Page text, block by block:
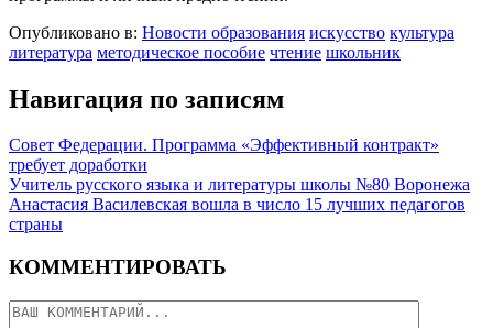
Опубликовано в: Новости образования искусство культура
литература методическое пособие чтение школьник
Навигация по записям
Совет Федерации. Программа «Эффективный контракт»
требует доработки
Учитель русского языка и литературы школы №80 Воронежа
Анастасия Василевская вошла в число 15 лучших педагогов
страны
КОММЕНТИРОВАТЬ